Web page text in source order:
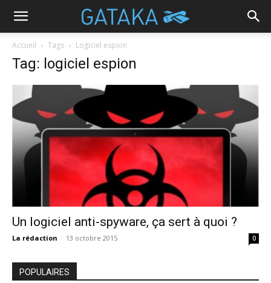
Accueil Tags Logiciel espion
Tag: logiciel espion
Un logiciel anti-spyware, ça sert à quoi ?
La rédaction - 13 octobre 2015 0
POPULAIRES